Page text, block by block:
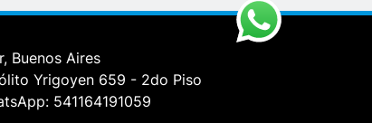
Buenos Aires
Yrigoyen 659 - 2do Piso
541164191059